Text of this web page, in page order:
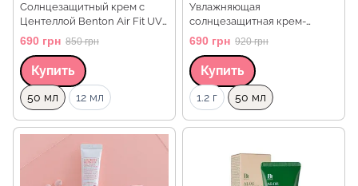
Солнцезащитный крем с
Центеллой Benton Air Fit UV
defense Sun Cream
SPF50+/PA++++, 50 мл
690 грн 850 грн
Купить
Объем
50 мл 12 мл
Увлажняющая
солнцезащитная крем-
сыворотка с центеллой
Benton CICA Gel Sunscreen
Serum SPF50/PA++++, 50 мл
690 грн 920 грн
Купить
Объем
1.2 г 50 мл